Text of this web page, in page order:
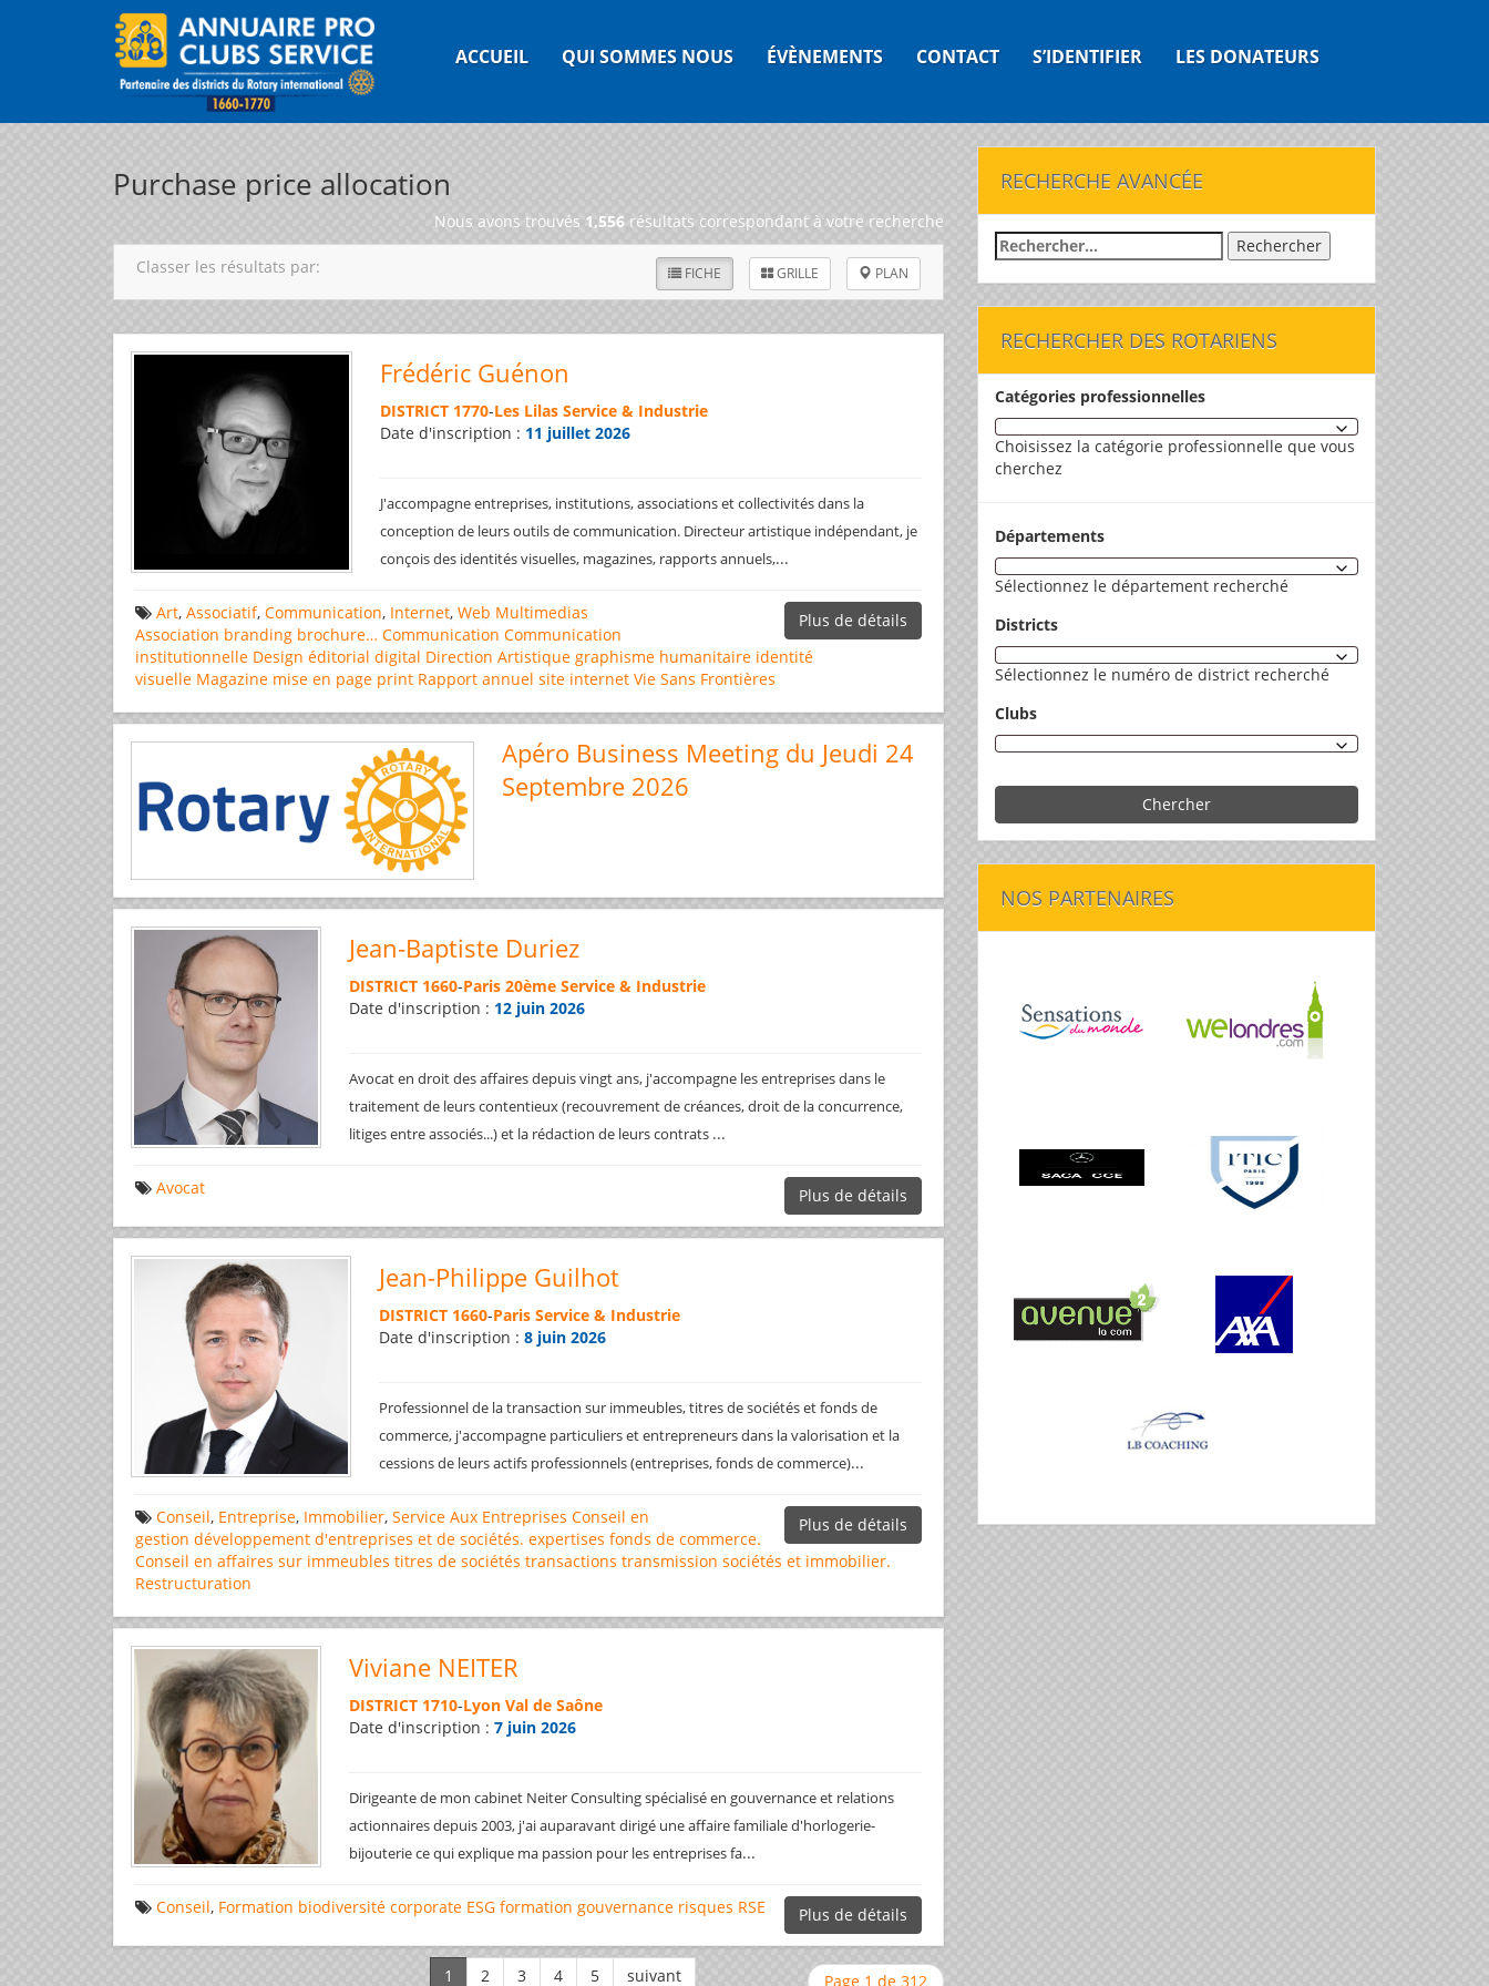
ACCUEIL QUI SOMMES NOUS ÉVÈNEMENTS CONTACT S’IDENTIFIER LES DONATEURS
Purchase price allocation
Nous avons trouvés 1,556 résultats correspondant à votre recherche
FICHE GRILLE PLAN
Classer les résultats par:
Frédéric Guénon
DISTRICT 1770-Les Lilas Service & Industrie
Date d'inscription : 11 juillet 2026
J'accompagne entreprises, institutions, associations et collectivités dans la
conception de leurs outils de communication. Directeur artistique indépendant, je
conçois des identités visuelles, magazines, rapports annuels,...
Plus de détails
Art, Associatif, Communication, Internet, Web Multimedias
Association branding brochure… Communication Communication
institutionnelle Design éditorial digital Direction Artistique graphisme humanitaire identité
visuelle Magazine mise en page print Rapport annuel site internet Vie Sans Frontières
Apéro Business Meeting du Jeudi 24
Septembre 2026
Jean-Baptiste Duriez
DISTRICT 1660-Paris 20ème Service & Industrie
Date d'inscription : 12 juin 2026
Avocat en droit des affaires depuis vingt ans, j'accompagne les entreprises dans le
traitement de leurs contentieux (recouvrement de créances, droit de la concurrence,
litiges entre associés...) et la rédaction de leurs contrats ...
Plus de détails
Avocat
Jean-Philippe Guilhot
DISTRICT 1660-Paris Service & Industrie
Date d'inscription : 8 juin 2026
Professionnel de la transaction sur immeubles, titres de sociétés et fonds de
commerce, j'accompagne particuliers et entrepreneurs dans la valorisation et la
cessions de leurs actifs professionnels (entreprises, fonds de commerce)...
Plus de détails
Conseil, Entreprise, Immobilier, Service Aux Entreprises Conseil en
gestion développement d'entreprises et de sociétés. expertises fonds de commerce.
Conseil en affaires sur immeubles titres de sociétés transactions transmission sociétés et immobilier.
Restructuration
Viviane NEITER
DISTRICT 1710-Lyon Val de Saône
Date d'inscription :7 juin 2026
Dirigeante de mon cabinet Neiter Consulting spécialisé en gouvernance et relations
actionnaires depuis 2003, j'ai auparavant dirigé une affaire familiale d'horlogerie-
bijouterie ce qui explique ma passion pour les entreprises fa...
Plus de détails
Conseil, Formation biodiversité corporate ESG formation gouvernance risques RSE
Page 1 de 312
RECHERCHE AVANCÉE
Rechercher :
RECHERCHER DES ROTARIENS
Catégories professionnelles
Choisissez la catégorie professionnelle que vous
cherchez
Départements
Sélectionnez le département recherché
Districts
Sélectionnez le numéro de district recherché
Clubs
Chercher
NOS PARTENAIRES